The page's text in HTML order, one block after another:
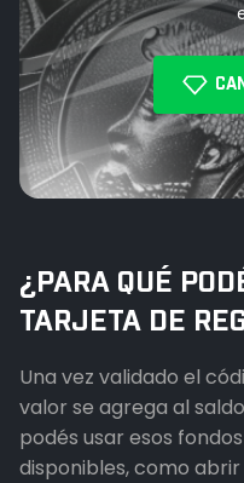
¿PARA QUÉ
TARJETA DE
Una vez validado el
valor se agrega al
podés usar esos
disponibles, como